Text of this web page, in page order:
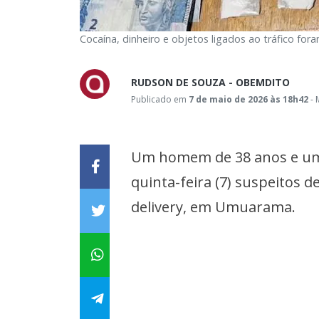
Cocaína, dinheiro e objetos ligados ao tráfico
RUDSON DE SOUZA - OBEMDITO
Publicado em 7 de maio de 2026 às 18h42-
Um homem de 38 anos e
quinta-feira (7) suspeitos
delivery, em Umuarama.